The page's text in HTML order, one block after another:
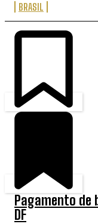
BRASIL
Pagamento de
DF